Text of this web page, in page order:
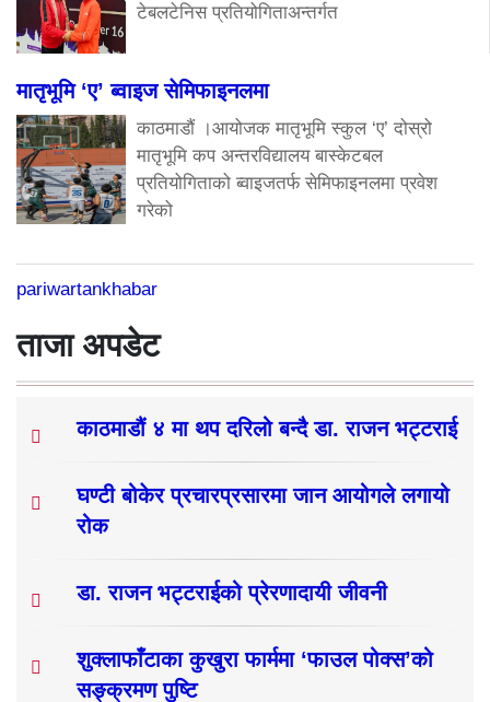
टेबलटेनिस प्रतियोगिताअन्तर्गत
मातृभूमि ‘ए’ ब्वाइज सेमिफाइनलमा
काठमाडौं ।आयोजक मातृभूमि स्कुल ‘ए’ दोस्रो
मातृभूमि कप अन्तरविद्यालय बास्केटबल
प्रतियोगिताको ब्वाइजतर्फ सेमिफाइनलमा प्रवेश
गरेको
pariwartankhabar
ताजा अपडेट
काठमाडौं ४ मा थप दरिलो बन्दै डा. राजन भट्टराई
घण्टी बोकेर प्रचारप्रसारमा जान आयोगले लगायो
रोक
डा. राजन भट्टराईको प्रेरणादायी जीवनी
शुक्लाफाँटाका कुखुरा फार्ममा ‘फाउल पोक्स’को
सङ्क्रमण पुष्टि